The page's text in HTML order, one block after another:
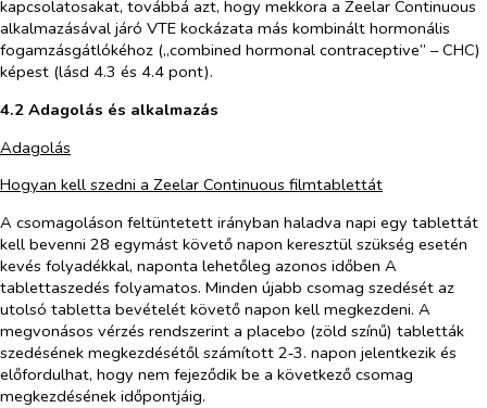
kapcsolatosakat, továbbá azt, hogy mekkora a Zeelar Continuous
alkalmazásával járó VTE kockázata más kombinált hormonális
fogamzásgátlókéhoz („combined hormonal contraceptive” – CHC)
képest (lásd 4.3 és 4.4 pont).
4.2 Adagolás és alkalmazás
Adagolás
Hogyan kell szedni a Zeelar Continuous filmtablettát
A csomagoláson feltüntetett irányban haladva napi egy tablettát
kell bevenni 28 egymást követő napon keresztül szükség esetén
kevés folyadékkal, naponta lehetőleg azonos időben A
tablettaszedés folyamatos. Minden újabb csomag szedését az
utolsó tabletta bevételét követő napon kell megkezdeni. A
megvonásos vérzés rendszerint a placebo (zöld színű) tabletták
szedésének megkezdésétől számított 2‑3. napon jelentkezik és
előfordulhat, hogy nem fejeződik be a következő csomag
megkezdésének időpontjáig.